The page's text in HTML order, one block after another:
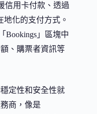
信用卡付款、透過
地化的支付方式。
Bookings」區塊中
、購票者資訊等
定性和安全性就
商，像是